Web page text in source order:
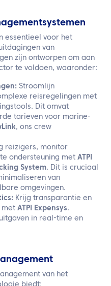
essentieel voor het
van
zijn ontworpen om aan
te voldoen, waaronder:
Stroomlijn
reisregelingen met
Dit omvat
tarieven voor marine-
, ons crew
reizigers, monitor
ondersteuning met ATPI
System. Dit is cruciaal
van
omgevingen.
Krijg transparantie en
met ATPI Expensys.
in real-time en
van het
biedt: